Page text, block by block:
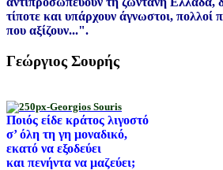
τίποτε και υπάρχουν άγνωστοι, πολλοί
που αξίζουν...".
Γεώργιος Σουρής
Ποιός είδε κράτος λιγοστό
σ’όλη τη γη μοναδικό,
εκατό να εξοδεύει
και πενήντα να μαζεύει;